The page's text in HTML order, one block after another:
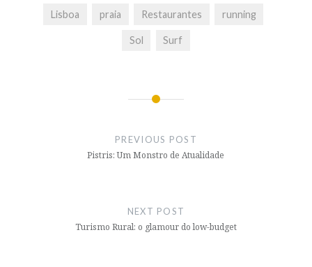
Lisboa praia Restaurantes running
Sol Surf
PREVIOUS POST
Pistris: Um Monstro de Atualidade
NEXT POST
Turismo Rural: o glamour do low-budget